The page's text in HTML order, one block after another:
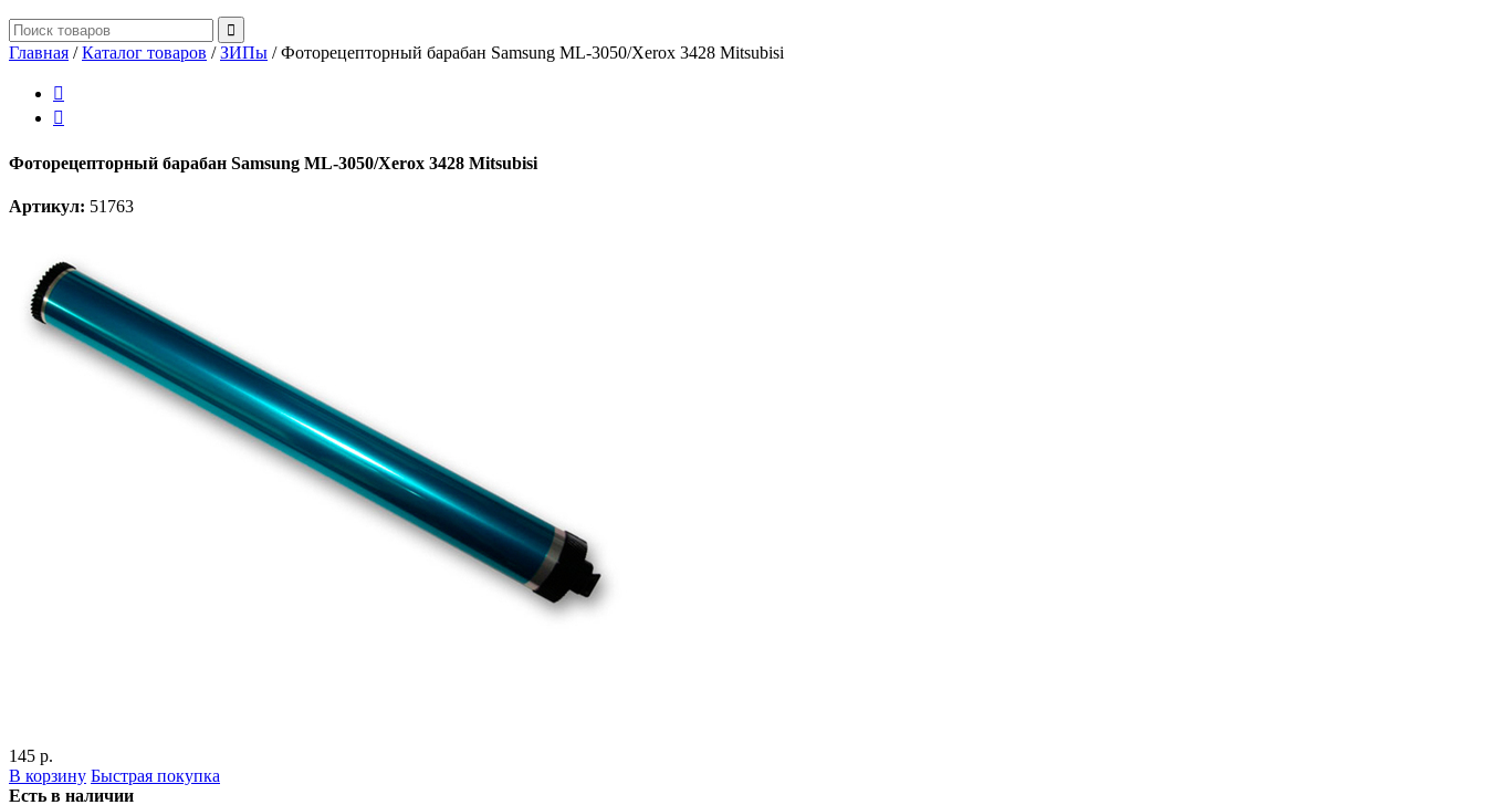
Главная /Каталог товаров /ЗИПы /Фоторецепторный барабан Samsung ML-3050/Xerox 3428 Mitsubisi


Фоторецепторный барабан Samsung ML-3050/Xerox 3428 Mitsubisi
Артикул: 51763
145 р.
В корзину Быстрая покупка
Есть в наличии